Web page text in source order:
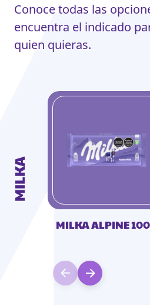
Conoce todas las
encuentra el indicado
quien quieras.
MILKA
MILKA ALPINE